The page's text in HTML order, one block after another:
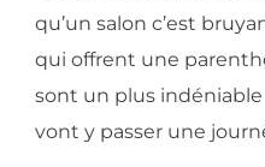
qu’un salon c’est
qui offrent une
sont un plus
vont y passer une